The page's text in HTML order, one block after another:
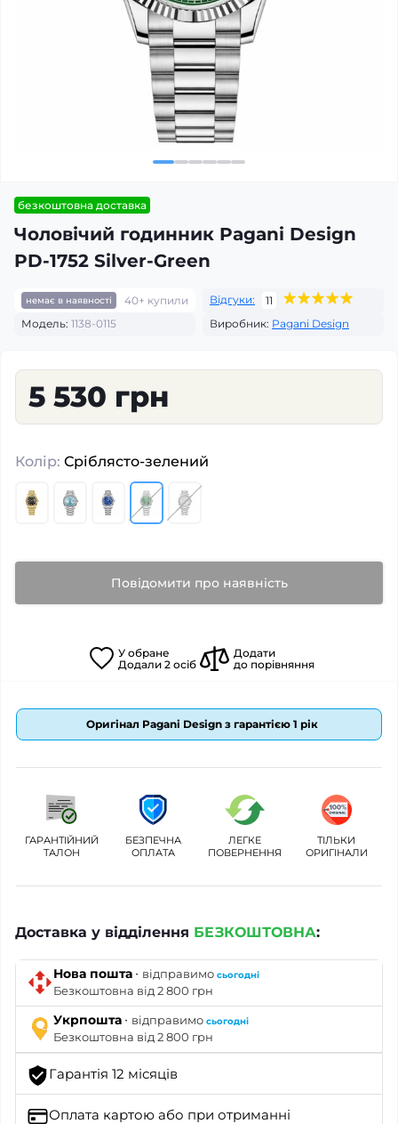
безкоштовна доставка
Чоловічий годинник Pagani Design
PD-1752 Silver-Green
немає в наявності 40+ купили Відгуки:
11
Модель: 1138-0115 Виробник: Pagani Design
5 530 грн
Колір: Сріблясто-зелений
Повідомити про наявність
У обране
Додали 2 осіб
Додати
до порівняння
Оригінал Pagani Design з гарантією 1 рік
ГАРАНТІЙНИЙ
ТАЛОН
БЕЗПЕЧНА
ОПЛАТА
ЛЕГКЕ
ПОВЕРНЕННЯ
ТІЛЬКИ
ОРИГІНАЛИ
Доставка у відділення БЕЗКОШТОВНА:
Нова пошта · відправимо сьогодні
Безкоштовна від 2 800 грн
Укрпошта · відправимо сьогодні
Безкоштовна від 2 800 грн
Гарантія 12 місяців
Оплата картою або при отриманні